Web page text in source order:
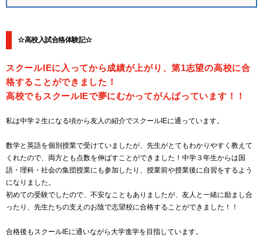
☆高校入試合格体験記☆
スクールIEに入ってから成績が上がり、第1志望の高校に合
格することができました！
高校でもスクールIEで夢にむかってがんばっています！！
私は中学２生になる頃から友人の紹介でスクールIEに通っています。
数学と英語を個別授業で受けていましたが、先生がとてもわかりやすく教えて
くれたので、両方とも点数を伸ばすことができました！中学３年生からは国
語・理科・社会の集団授業にも参加したり、授業前や授業後に自習をするよう
になりました。
初めての受験でしたので、不安なこともありましたが、友人と一緒に励まし合
ったり、先生たちの支えのお陰で志望校に合格することができました！！
合格後もスクールIEに通いながら大学進学を目指しています。